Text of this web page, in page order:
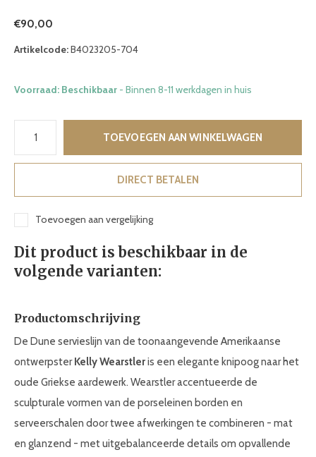
€90,00
Artikelcode:B4023205-704
Voorraad: Beschikbaar - Binnen 8-11 werkdagen in huis
TOEVOEGEN AAN WINKELWAGEN
DIRECT BETALEN
Toevoegen aan vergelijking
Dit product is beschikbaar in de
volgende varianten:
Productomschrijving
De Dune servieslijn van de toonaangevende Amerikaanse
ontwerpsterKelly Wearstleris een elegante knipoog naar het
oude Griekse aardewerk. Wearstler accentueerde de
sculpturale vormen van de porseleinen borden en
serveerschalen door twee afwerkingen te combineren - mat
en glanzend - met uitgebalanceerde details om opvallende